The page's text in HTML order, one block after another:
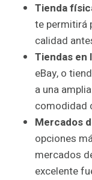
Tienda
te permitirá
calidad
Tiendas en
eBay, o
a una
comodidad
Mercados
opciones
mercados
excelente